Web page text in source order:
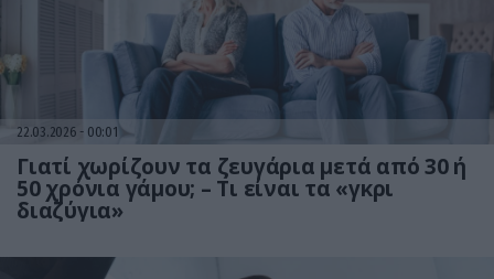
22.03.2026 00:01
Γιατί χωρίζουν τα ζευγάρια μετά από 30 ή
50 χρόνια γάμου; – Τι είναι τα «γκρι
διαζύγια»